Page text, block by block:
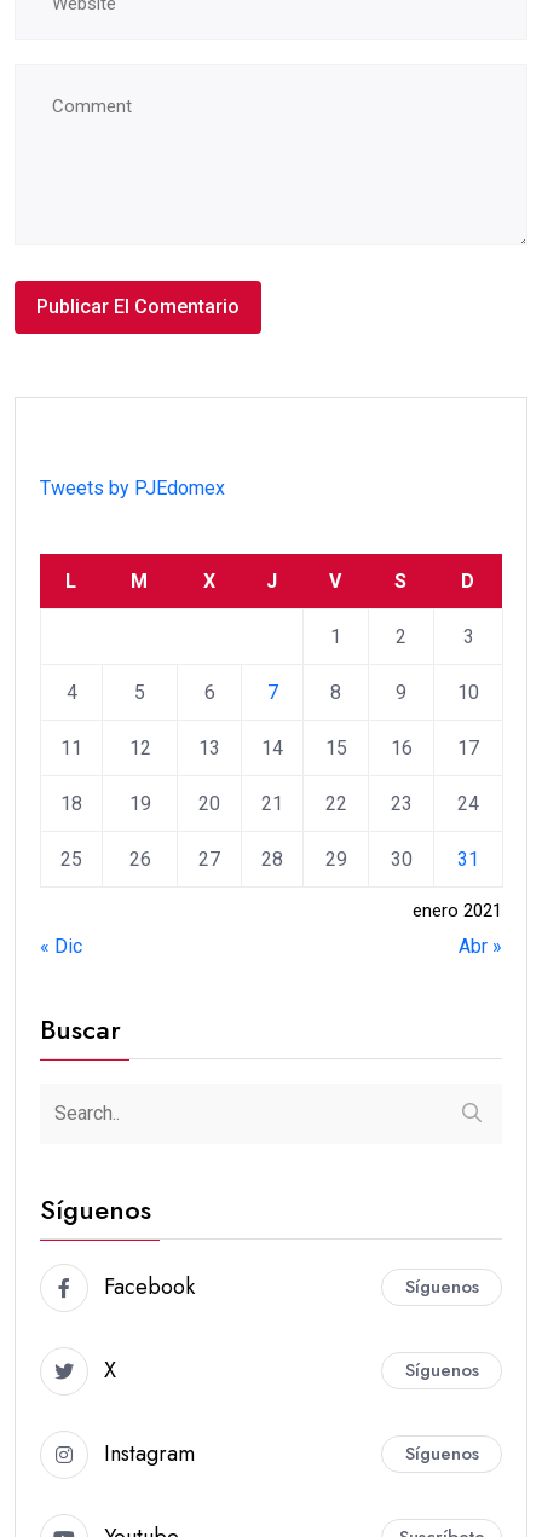
Tweets by PJEdomex
enero 2021
L M X J V S D
1 2 3
4 5 6 7 8 9 10
11 12 13 14 15 16 17
18 19 20 21 22 23 24
25 26 27 28 29 30 31
« Dic Abr »
Buscar
Síguenos
Facebook Síguenos
X Síguenos
Instagram Síguenos